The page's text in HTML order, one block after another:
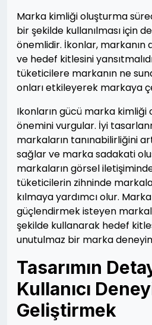
Marka kimliği oluşturma
bir şekilde kullanılması için
önemlidir. İkonlar, markanın
ve hedef kitlesini
tüketicilere markanın ne
onları etkileyerek markaya
Ikonların gücü marka kimliği
önemini vurgular. İyi
markaların tanınabilirliğini
sağlar ve marka sadakati
markaların görsel
tüketicilerin zihninde
kılmaya yardımcı olur.
güçlendirmek isteyen
şekilde kullanarak hedef
unutulmaz bir marka
Tasarımın
Kullanıcı
Geliştirmek